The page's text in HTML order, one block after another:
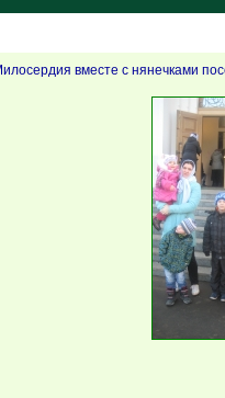
вместе с нянечками